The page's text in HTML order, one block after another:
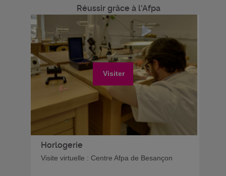
Réussir grâce à l'Afpa
Visiter
Horlogerie
Visite virtuelle : Centre Afpa de Besançon